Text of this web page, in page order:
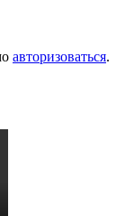
авторизоваться.